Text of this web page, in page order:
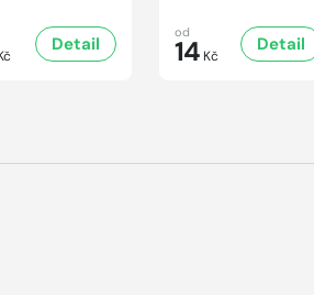
Detail
od
14 Kč
Detail